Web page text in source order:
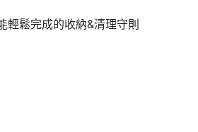
輕鬆完成的收納&清理守則